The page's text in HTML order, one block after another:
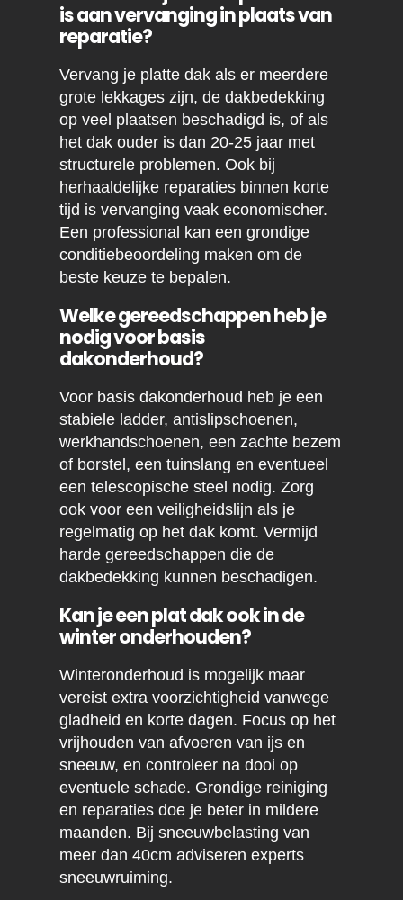
is aan vervanging in plaats van
reparatie?
Vervang je platte dak als er meerdere
grote lekkages zijn, de dakbedekking
op veel plaatsen beschadigd is, of als
het dak ouder is dan 20-25 jaar met
structurele problemen. Ook bij
herhaaldelijke reparaties binnen korte
tijd is vervanging vaak economischer.
Een professional kan een grondige
conditiebeoordeling maken om de
beste keuze te bepalen.
Welke gereedschappen heb je
nodig voor basis
dakonderhoud?
Voor basis dakonderhoud heb je een
stabiele ladder, antislipschoenen,
werkhandschoenen, een zachte bezem
of borstel, een tuinslang en eventueel
een telescopische steel nodig. Zorg
ook voor een veiligheidslijn als je
regelmatig op het dak komt. Vermijd
harde gereedschappen die de
dakbedekking kunnen beschadigen.
Kan je een plat dak ook in de
winter onderhouden?
Winteronderhoud is mogelijk maar
vereist extra voorzichtigheid vanwege
gladheid en korte dagen. Focus op het
vrijhouden van afvoeren van ijs en
sneeuw, en controleer na dooi op
eventuele schade. Grondige reiniging
en reparaties doe je beter in mildere
maanden. Bij sneeuwbelasting van
meer dan 40cm adviseren experts
sneeuwruiming.